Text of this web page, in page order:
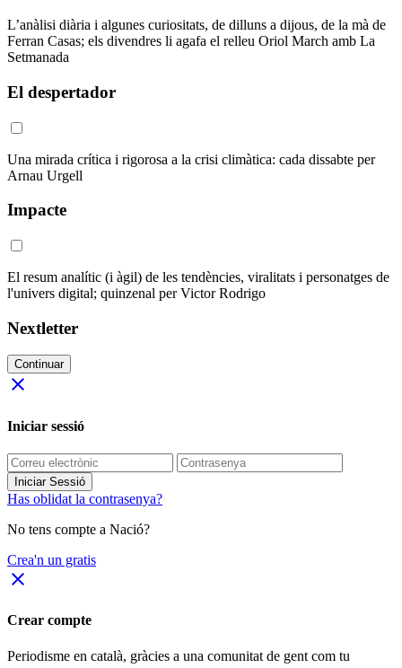
L’anàlisi diària i algunes curiositats, de dilluns a dijous, de la mà de
Ferran Casas; els divendres li agafa el relleu Oriol March amb La
Setmanada
El despertador
Una mirada crítica i rigorosa a la crisi climàtica: cada dissabte per
Arnau Urgell
Impacte
El resum analític (i àgil) de les tendències, viralitats i personatges de
l'univers digital; quinzenal per Victor Rodrigo
Nextletter
Continuar
close
Iniciar sessió
Iniciar Sessió
Has oblidat la contrasenya?
No tens compte a Nació?
Crea'n un gratis
close
Crear compte
Periodisme en català, gràcies a una comunitat de gent com tu